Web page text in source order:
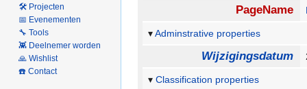
PageName
Adminstrative properties
Wijzigingsdatum
Classification properties
🛠 Projecten
📅 Evenementen
🔧 Tools
👾 Deelnemer worden
🙏 Wishlist
☎️ Contact